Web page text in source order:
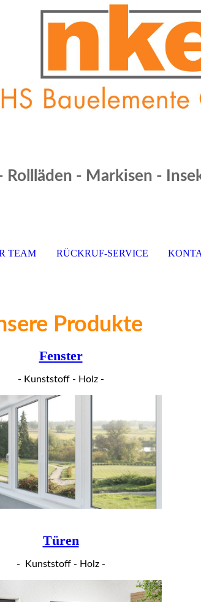
Rollläden - Markisen -
TEAM RÜCKRUF-SERVICE
Produkte
Fenster
- Kunststoff - Holz -
Türen
- Kunststoff - Holz -